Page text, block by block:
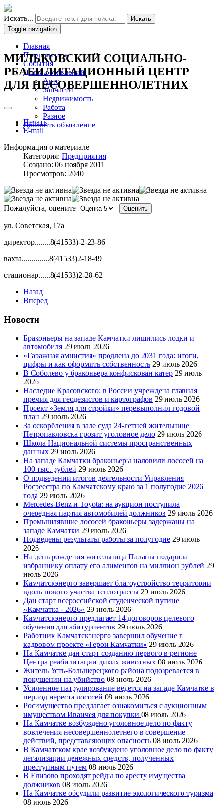
Искать...
Искать
Toggle navigation
Главная
Предприятия
События
Доска объявлений
Авто
Запчасти
Недвижимость
Работа
Разное
Добавить объявление
МИЛЬКОВСКИЙ СОЦИАЛЬНО-
РЕАБИЛИТАЦИОННЫЙ ЦЕНТР
ДЛЯ НЕСОВЕРШЕННОЛЕТНИХ
Печать
E-mail
Информация о материале
Категория: Предприятия
Создано: 06 ноября 2011
Просмотров: 2040
Пожалуйста, оцените
ул. Советская, 17а
директор........8(41533)-2-23-86
вахта..............8(41533)2-18-49
стационар......8(41533)2-28-62
Назад
Вперед
Новости
Браконьеры на западе Камчатки лишились лодки и
автомобиля 29 июль 2026
«Гаражная амнистия» продлена до 2031 года: итоги,
цифры и как оформить собственность 29 июль 2026
В Соболево у браконьера конфискован катер 29 июль
2026
Наследие Красовского: в России учреждена главная
премия для геодезистов и картографов 29 июль 2026
Проект «Земля для стройки» перевыполнил годовой
план 29 июль 2026
За оскорбления в зале суда 24-летней жительнице
Петропавловска грозит уголовное дело 29 июль 2026
Школа Национальной системы пространственных
данных 29 июль 2026
На западе Камчатки браконьеры наловили лососей на
100 тыс. рублей 29 июль 2026
О подведении итогов деятельности Управления
Росреестра по Камчатскому краю за 1 полугодие 2026
года 29 июль 2026
Mercedes-Benz и Toyota: на аукцион поступила
очередная партия автомобилей должников 29 июль 2026
Промышлявшие лососей браконьеры задержаны на
западе Камчатки 29 июль 2026
Подведены результаты работы за полугодие 29 июль
2026
На день рождения жительница Паланы подарила
избраннику оплату его алиментов на миллион рублей 29
июль 2026
Камчатскэнерго завершает благоустройство территории
вдоль нового участка теплотрассы 29 июль 2026
Дан старт всероссийской студенческой путине
«Камчатка - 2026» 29 июль 2026
Камчатскэнерго предлагает 14 договоров целевого
обучения для абитуриентов 29 июль 2026
Работник Камчатскэнерго завершил обучение в
кадровом проекте «Герои Камчатки» 29 июль 2026
На Камчатке дан старт созданию первого в регионе
Центра реабилитации диких животных 08 июль 2026
Житель Усть-Большерецкого района подозревается в
покушении на убийство 08 июль 2026
Усиленное патрулирование ведется на западе Камчатке в
период нереста лососей 08 июль 2026
Росимущество предлагает ознакомиться с аукционным
имуществом Иванчея для покупки 08 июль 2026
На Камчатке возбуждено уголовное дело по факту
вовлечения несовершеннолетнего в совершение
действий, представляющих опасность 08 июль 2026
В Камчатском крае возбуждено уголовное дело по факту
легализации денежных средств, полученных
преступным путем 08 июль 2026
В Елизово проходят рейды по аресту имущества
должников 08 июль 2026
На Камчатке обсудили развитие экологического туризма
08 июль 2026